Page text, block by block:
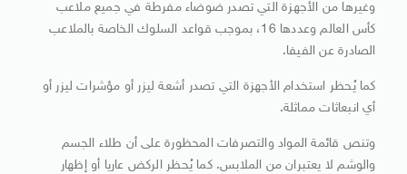
وغيرها من الأجهزة ​التي تصدر ضوضاء مفرطة في جميع ملاعب
كأس ​العالم وعددها 16، بموجب قواعد السلوك الخاصة بالملاعب
الصادرة عن الفيفا.
كما يُحظر استخدام ‌الأجهزة ⁠التي تصدر أشعة ليزر أو مؤشرات ليزر أو
أي انبعاثات مماثلة.
وتنص قائمة المواد والتصرفات المحظورة على أن طلاء الجسم
والوشم لا يعتبران من الملابس. كما ​يُحظر الركض عاريا ​أو إظهار